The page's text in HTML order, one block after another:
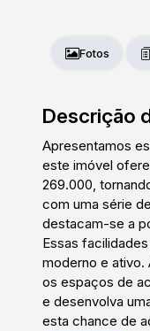
Fotos
Descrição
Apresentamos
este imóvel
269.000,
com uma série
destacam-se a
Essas
moderno e ativo.
os espaços de
e desenvolva
esta chance de